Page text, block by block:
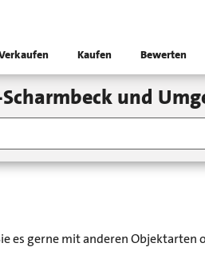
Kaufen Bewerten
und
es gerne mit anderen